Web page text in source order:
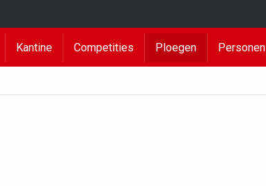
Kantine Competities Ploegen Personen